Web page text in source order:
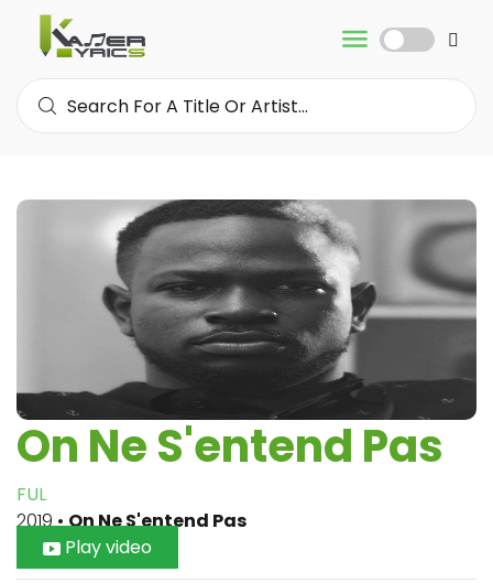
On Ne S'entend Pas
FUL
2019•On Ne S'entend Pas
Play video